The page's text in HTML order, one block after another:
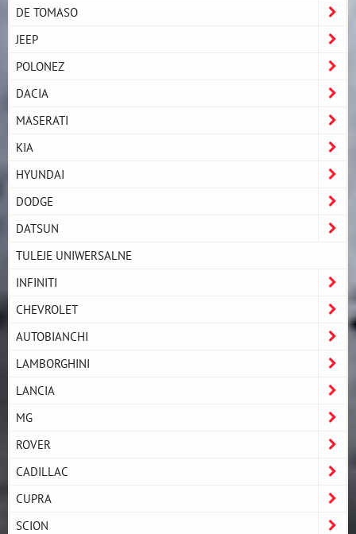
DE TOMASO
JEEP
POLONEZ
DACIA
MASERATI
KIA
HYUNDAI
DODGE
DATSUN
TULEJE UNIWERSALNE
INFINITI
CHEVROLET
AUTOBIANCHI
LAMBORGHINI
LANCIA
MG
ROVER
CADILLAC
CUPRA
SCION